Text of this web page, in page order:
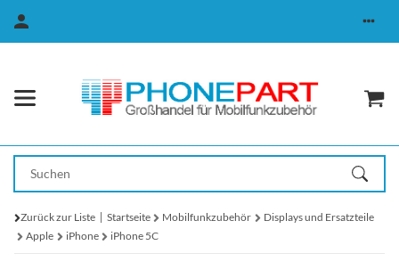
Zurück zur Liste Startseite Mobilfunkzubehör
Displays und Ersatzteile
Apple
iPhone iPhone 5C